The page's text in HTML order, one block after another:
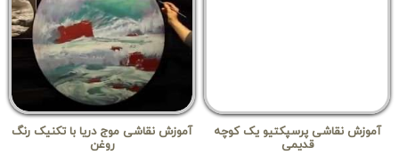
آموزش نقاشی پرسپکتیو یک کوچه
قدیمی
آموزش نقاشی موج دریا با تکنیک رنگ
روغن